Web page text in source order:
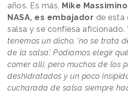
años. Es más, Mike
NASA, es embajador de esta
salsa y se confiesa aficionado.
tenemos un dicho, 'no se trata
de la salsa’. Podíamos elegir
comer allí, pero muchos de los
deshidratados y un poco
cucharada de salsa siempre